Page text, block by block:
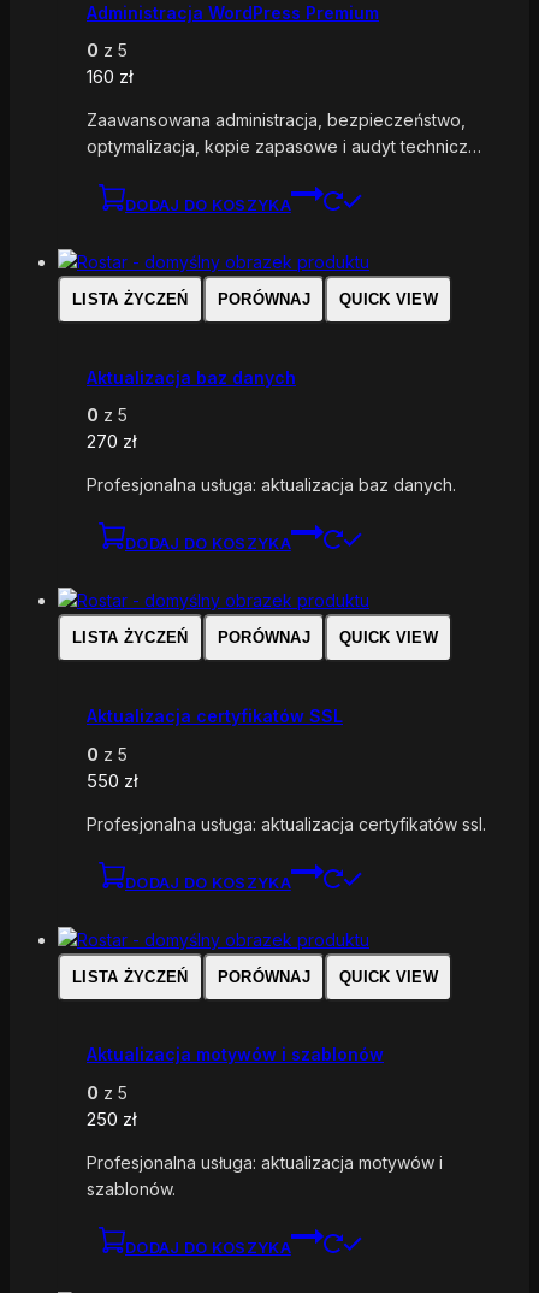
Administracja WordPress Premium
0 z 5
160 zł
Zaawansowana administracja, bezpieczeństwo,
optymalizacja, kopie zapasowe i audyt technicz…
DODAJ DO KOSZYKA
LISTA ŻYCZEŃ PORÓWNAJ QUICK VIEW
Aktualizacja baz danych
0 z 5
270 zł
Profesjonalna usługa: aktualizacja baz danych.
DODAJ DO KOSZYKA
LISTA ŻYCZEŃ PORÓWNAJ QUICK VIEW
Aktualizacja certyfikatów SSL
0 z 5
550 zł
Profesjonalna usługa: aktualizacja certyfikatów ssl.
DODAJ DO KOSZYKA
LISTA ŻYCZEŃ PORÓWNAJ QUICK VIEW
Aktualizacja motywów i szablonów
0 z 5
250 zł
Profesjonalna usługa: aktualizacja motywów i
szablonów.
DODAJ DO KOSZYKA